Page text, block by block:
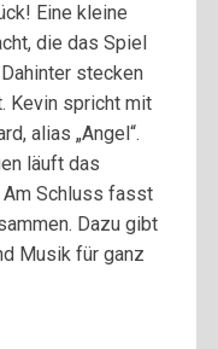
Eine kleine
die das Spiel
stecken
Kevin spricht mit
alias „Angel“.
läuft das
Am Schluss fasst
Dazu gibt
Musik für ganz